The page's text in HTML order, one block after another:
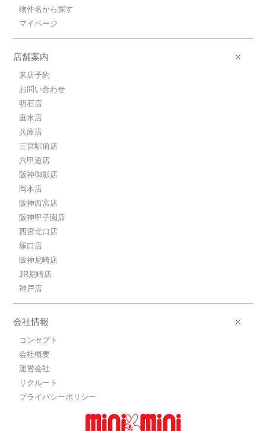
物件名から探す
マイページ
店舗案内
来店予約
お問い合わせ
明石店
垂水店
兵庫店
三宮駅前店
六甲道店
阪神御影店
岡本店
阪神西宮店
阪神甲子園店
西宮北口店
塚口店
阪神尼崎店
JR尼崎店
神戸店
会社情報
コンセプト
会社概要
運営会社
リクルート
プライバシーポリシー